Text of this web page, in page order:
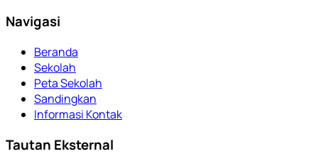
Navigasi
Beranda
Sekolah
Peta Sekolah
Sandingkan
Informasi Kontak
Tautan Eksternal